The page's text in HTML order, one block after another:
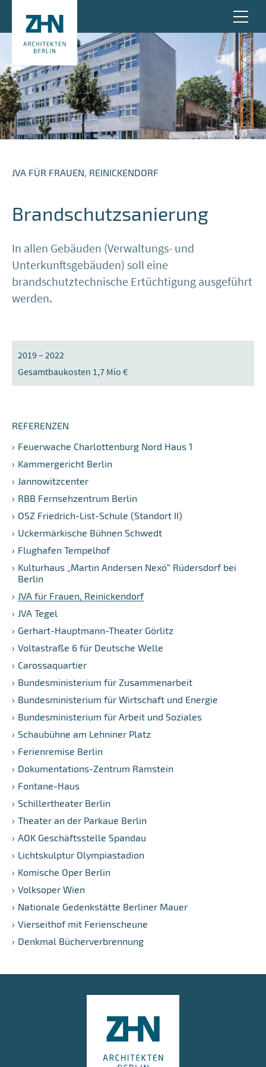
JVA FÜR FRAUEN, REINICKENDORF
Brandschutzsanierung
In allen Gebäuden (Verwaltungs- und
Unterkunftsgebäuden) soll eine
brandschutztechnische Ertüchtigung ausgeführt
werden.
2019 – 2022
Gesamtbaukosten 1,7 Mio €
REFERENZEN
Feuerwache Charlottenburg Nord Haus 1
Kammergericht Berlin
Jannowitzcenter
RBB Fernsehzentrum Berlin
OSZ Friedrich-List-Schule (Standort II)
Uckermärkische Bühnen Schwedt
Flughafen Tempelhof
Kulturhaus „Martin Andersen Nexö“ Rüdersdorf bei
Berlin
JVA für Frauen, Reinickendorf
JVA Tegel
Gerhart-Hauptmann-Theater Görlitz
Voltastraße 6 für Deutsche Welle
Carossaquartier
Bundesministerium für Zusammenarbeit
Bundesministerium für Wirtschaft und Energie
Bundesministerium für Arbeit und Soziales
Schaubühne am Lehniner Platz
Ferienremise Berlin
Dokumentations-Zentrum Ramstein
Fontane-Haus
Schillertheater Berlin
Theater an der Parkaue Berlin
AOK Geschäftsstelle Spandau
Lichtskulptur Olympiastadion
Komische Oper Berlin
Volksoper Wien
Nationale Gedenkstätte Berliner Mauer
Vierseithof mit Ferienscheune
Denkmal Bücherverbrennung